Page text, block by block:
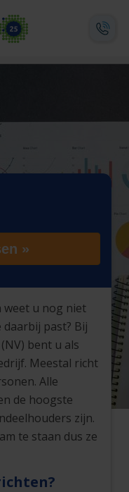
»
weet u nog niet
past? Bij
(NV) bent u als
Meestal richt
Alle
de hoogste
zijn.
te staan dus ze